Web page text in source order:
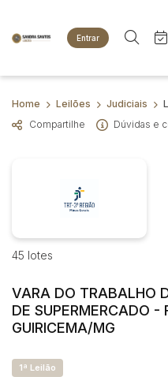
Entrar
Criar conta Entrar
Site
Agenda
Quem Somos
Busca por
Animais
Imóveis
Veículos
Carros
Motos
Busca por palavra-chave
Bairro
Judiciais
Faixa de valor
Home
Quem Somos
Home Leilões Judiciais
Compartilhe
Dúvidas e
45 lotes
VARA DO TRABALHO
DE SUPERMERCADO -
GUIRICEMA/MG
1ª Leilão